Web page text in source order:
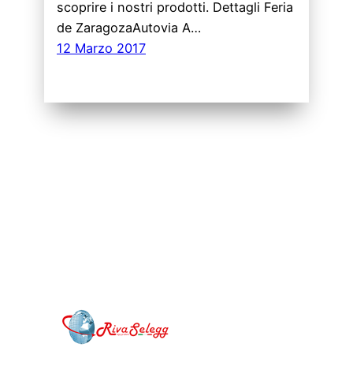
scoprire i nostri prodotti. Dettagli Feria
de ZaragozaAutovia A…
12 Marzo 2017